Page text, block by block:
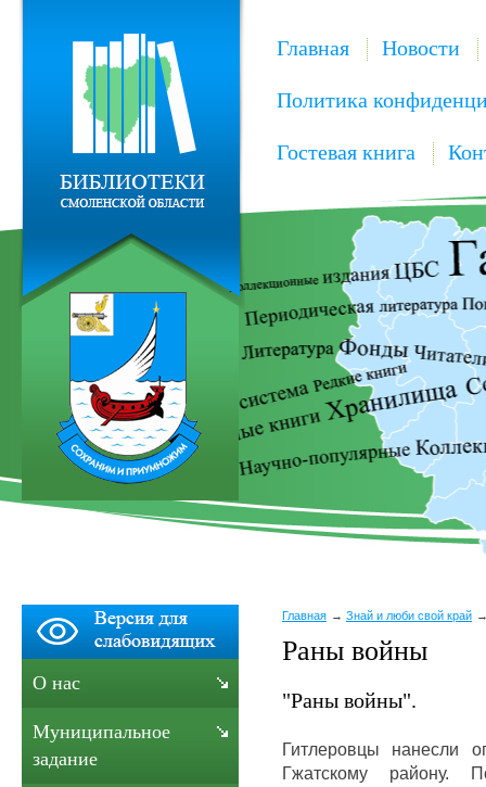
Главная Новости
Политика
Гостевая книга
Главная Знай и люби свой край
Раны войны
"Раны войны".
Гитлеровцы нанесли
Гжатскому району.
О нас
Муниципальное
задание